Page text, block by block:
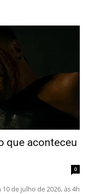
que aconteceu
0
de julho de 2026, às 4h